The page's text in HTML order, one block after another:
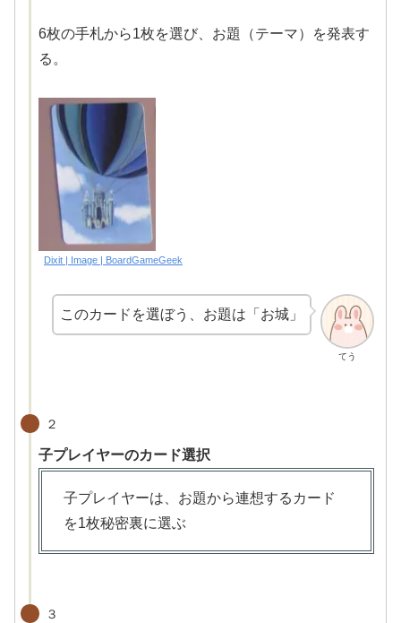
6枚の手札から1枚を選び、お題（テーマ）を発表す
る。
Dixit | Image | BoardGameGeek
てう
このカードを選ぼう、お題は「お城」
２
子プレイヤーのカード選択
子プレイヤーは、お題から連想するカード
を1枚秘密裏に選ぶ
３